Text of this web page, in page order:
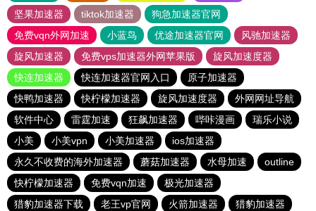
坚果加速器
tiktok加速器
狗急加速器官网
免费vqn外网加速
小蓝鸟 优途加速器官网
风驰加速器
旋风加速器
免费vps加速器外网苹果版
旋风加速度器
快连加速器
快连加速器官网入口
原子加速器
快鸭加速器
快柠檬加速器 旋风加速度器
外网网址导航
软件中心
雷霆加速 狂飙加速器 哔咔漫画
瑞乐小说
小美
小美vpn 小美加速器
ios加速器
永久不收费的海外加速器
蘑菇加速器 水母加速
outline
快柠檬加速器
免费vqn加速
极光加速器
猎豹加速器下载
老王vp官网 火箭加速器
猎豹加速器